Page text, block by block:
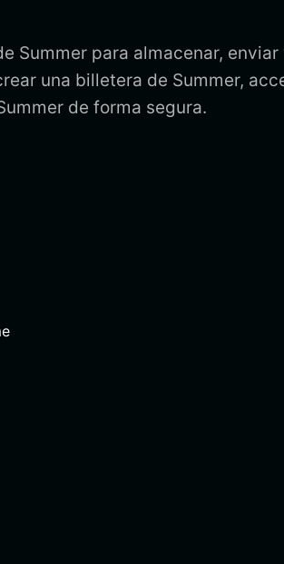
Summer para almacenar, enviar
una billetera de Summer,
de forma segura.